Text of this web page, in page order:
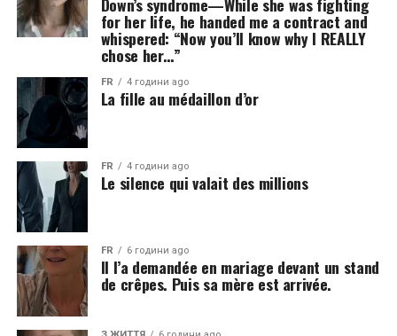
for her life, he handed me a contract and
whispered: “Now you’ll know why I REALLY
chose her…”
FR 4 години ago
La fille au médaillon d’or
FR 4 години ago
Le silence qui valait des millions
FR 6 години ago
Il l’a demandée en mariage devant un stand
de crêpes. Puis sa mère est arrivée.